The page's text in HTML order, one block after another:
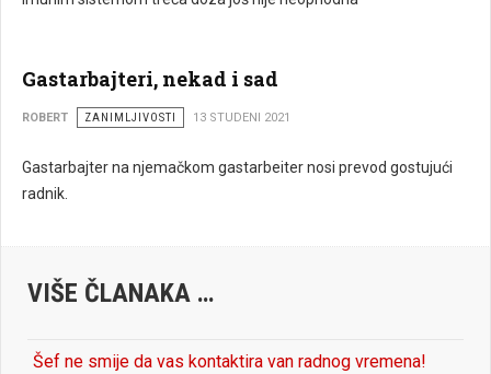
Gastarbajteri, nekad i sad
ROBERT ZANIMLJIVOSTI 13 STUDENI 2021
Gastarbajter na njemačkom gastarbeiter nosi prevod gostujući
radnik.
VIŠE ČLANAKA …
Šef ne smije da vas kontaktira van radnog vremena!